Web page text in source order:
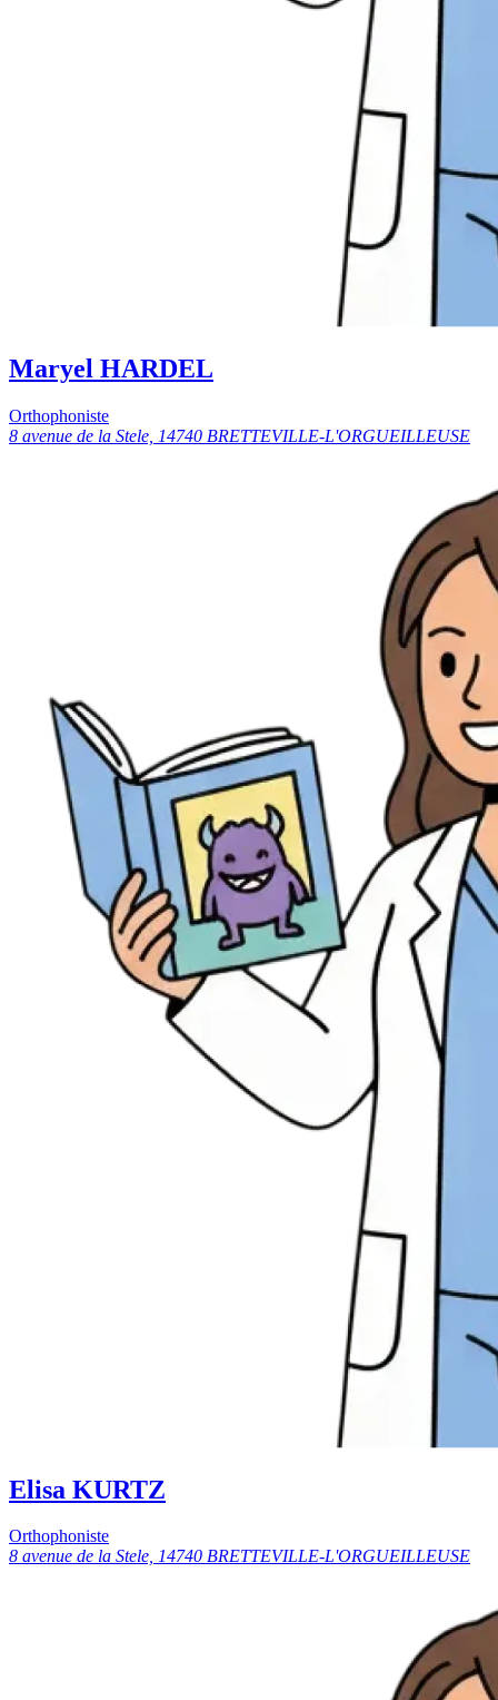
Maryel HARDEL
Orthophoniste
8 avenue de la Stele, 14740 BRETTEVILLE-L'ORGUEILLEUSE
Elisa KURTZ
Orthophoniste
8 avenue de la Stele, 14740 BRETTEVILLE-L'ORGUEILLEUSE